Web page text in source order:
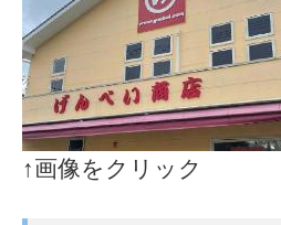
↑画像をクリック